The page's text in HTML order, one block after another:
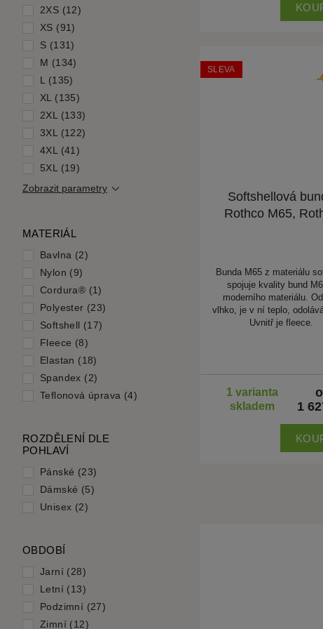
2XS (12)
XS (91)
S (131)
M (134)
L (135)
XL (135)
2XL (133)
3XL (122)
4XL (41)
5XL (19)
Zobrazit parametry
MATERIÁL
Bavlna (2)
Nylon (9)
Cordura® (1)
Polyester (23)
Softshell (17)
Fleece (8)
Elastan (18)
Spandex (2)
Teflonová úprava (4)
ROZDĚLENÍ DLE
POHLAVÍ
Pánské (23)
Dámské (5)
Unisex (2)
OBDOBÍ
Jarní (28)
Letní (13)
Podzimní (27)
Zimní (12)
-
SLEVA
Softshellová
Rothco M65,
Bunda M65 z materiálu
spojuje kvality bund
moderního materiálu.
vlhko, je v ní teplo,
Uvnitř je fleece.
1 varianta
skladem
1